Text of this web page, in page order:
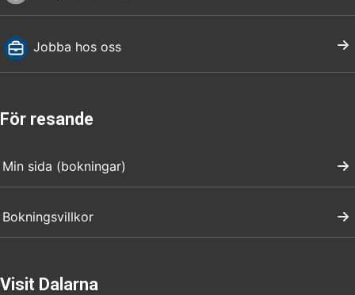
Jobba hos oss
För resande
Min sida (bokningar)
Bokningsvillkor
Visit Dalarna